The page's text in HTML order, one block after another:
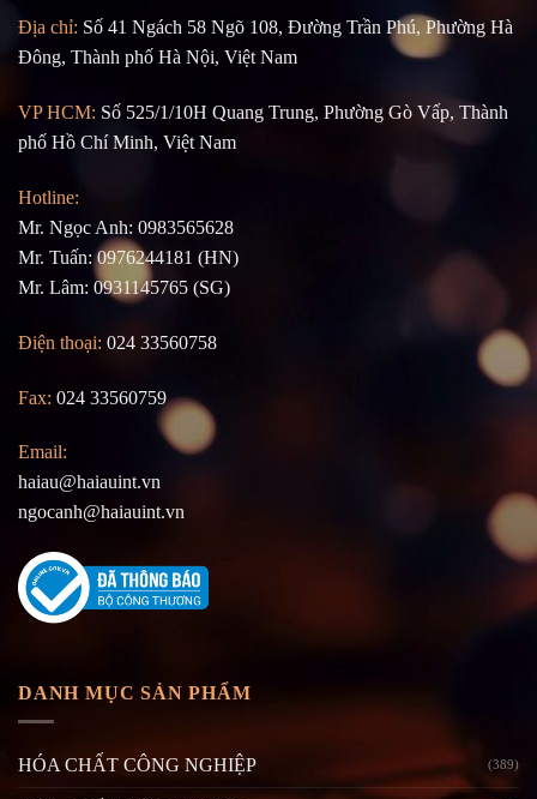
Địa chỉ: Số 41 Ngách 58 Ngõ 108, Đường Trần Phú, Phường Hà
Đông, Thành phố Hà Nội, Việt Nam
VP HCM: Số 525/1/10H Quang Trung, Phường Gò Vấp, Thành
phố Hồ Chí Minh, Việt Nam
Hotline:
Mr. Ngọc Anh: 0983565628
Mr. Tuấn: 0976244181 (HN)
Mr. Lâm: 0931145765 (SG)
Điện thoại: 024 33560758
Fax: 024 33560759
Email:
haiau@haiauint.vn
ngocanh@haiauint.vn
DANH MỤC SẢN PHẨM
HÓA CHẤT CÔNG NGHIỆP (389)